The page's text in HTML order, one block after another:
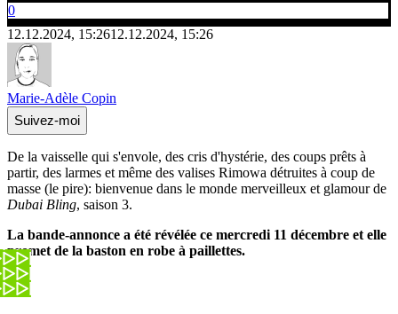
0
12.12.2024, 15:2612.12.2024, 15:26
Marie-Adèle Copin
Suivez-moi
De la vaisselle qui s'envole, des cris d'hystérie, des coups prêts à
partir, des larmes et même des valises Rimowa détruites à coup de
masse (le pire): bienvenue dans le monde merveilleux et glamour de
Dubai Bling, saison 3.
La bande-annonce a été révélée ce mercredi 11 décembre et elle
promet de la baston en robe à paillettes.